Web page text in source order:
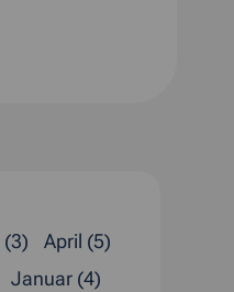
(3)
April (5)
Januar (4)